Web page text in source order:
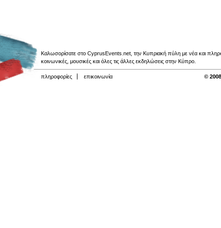
Καλωσορίσατε στο CyprusEvents.net, την Κυπριακή πύλη με νέα και
κοινωνικές, μουσικές και όλες τις άλλες εκδηλώσεις στην Κύπρο.
πληροφορίες επικοινωνία ©